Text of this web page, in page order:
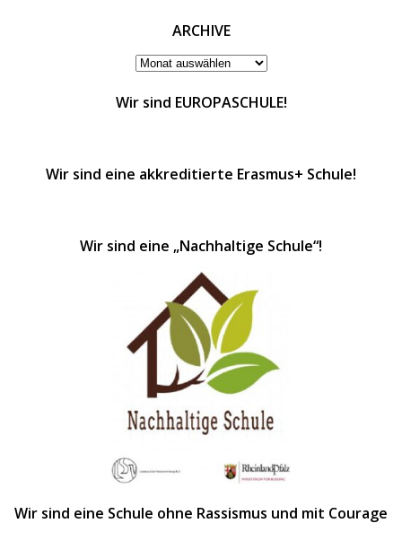
ARCHIVE
ARCHIVE
Wir sind EUROPASCHULE!
Wir sind eine akkreditierte Erasmus+ Schule!
Wir sind eine „Nachhaltige Schule“!
Wir sind eine Schule ohne Rassismus und mit Courage